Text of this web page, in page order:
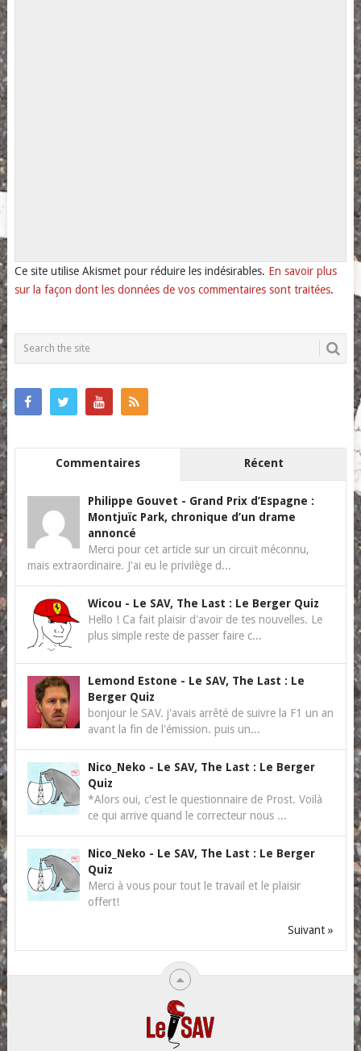
Ce site utilise Akismet pour réduire les indésirables. En savoir plus
sur la façon dont les données de vos commentaires sont traitées.
Commentaires Récent
Philippe Gouvet - Grand Prix d’Espagne :
Montjuïc Park, chronique d’un drame
annoncé
Merci pour cet article sur un circuit méconnu,
mais extraordinaire. J'ai eu le privilège d...
Wicou - Le SAV, The Last : Le Berger Quiz
Hello ! Ca fait plaisir d'avoir de tes nouvelles. Le
plus simple reste de passer faire c...
Lemond Estone - Le SAV, The Last : Le
Berger Quiz
bonjour le SAV. j'avais arrêté de suivre la F1 un an
avant la fin de l'émission. puis un...
Nico_Neko - Le SAV, The Last : Le Berger
Quiz
*Alors oui, c'est le questionnaire de Prost. Voilà
ce qui arrive quand le correcteur nous ...
Nico_Neko - Le SAV, The Last : Le Berger
Quiz
Merci à vous pour tout le travail et le plaisir
offert!
Suivant »